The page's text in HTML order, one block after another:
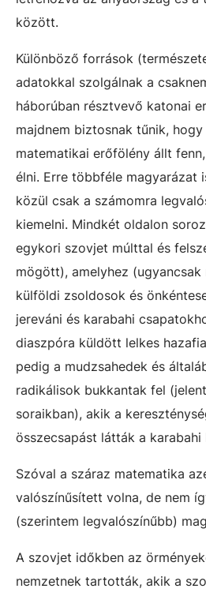
között.
Különböző források
adatokkal szolgálnak a
háborúban résztvevő katonai
majdnem biztosnak tűnik,
matematikai erőfölény állt
élni. Erre többféle magyarázat
közül csak a számomra
kiemelni. Mindkét oldalon
egykori szovjet múlttal és
mögött), amelyhez (ugyancsak
külföldi zsoldosok és
jereváni és karabahi
diaszpóra küldött lelkes
pedig a mudzsahedek és
radikálisok bukkantak fel
soraikban), akik a
összecsapást látták a karabahi
Szóval a száraz matematika
valószínűsített volna, de nem
(szerintem legvalószínűbb)
A szovjet időkben az
nemzetnek tartották, akik a